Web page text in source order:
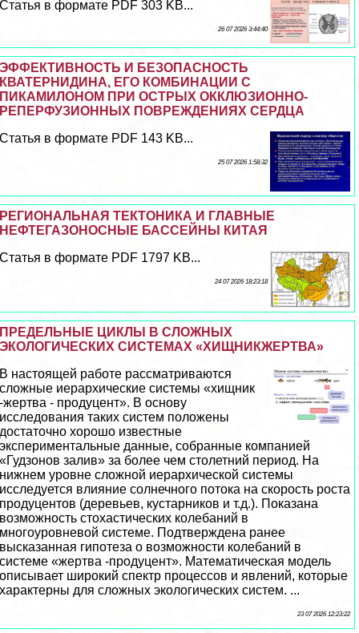
Статья в формате PDF 303 KB...
26 07 2026 3:44:40
ЭФФЕКТИВНОСТЬ И БЕЗОПАСНОСТЬ
КВАТЕРНИДИНА, ЕГО КОМБИНАЦИИ С
ПИКАМИЛОНОМ ПРИ ОСТРЫХ ОККЛЮЗИОННО-
РЕПЕРФУЗИОННЫХ ПОВРЕЖДЕНИЯХ СЕРДЦА
Статья в формате PDF 143 KB...
25 07 2026 1:58:32
РЕГИОНАЛЬНАЯ ТЕКТОНИКА И ГЛАВНЫЕ
НЕФТЕГАЗОНОСНЫЕ БАССЕЙНЫ КИТАЯ
Статья в формате PDF 1797 KB...
24 07 2026 18:23:18
ПРЕДЕЛЬНЫЕ ЦИКЛЫ В СЛОЖНЫХ
ЭКОЛОГИЧЕСКИХ СИСТЕМАХ «ХИЩНИКЖЕРТВА»
В настоящей работе рассматриваются
сложные иерархические системы «хищник
-жертва - продуцент». В основу
исследования таких систем положены
достаточно хорошо известные
экспериментальные данные, собранные компанией
«Гудзонов залив» за более чем столетний период. На
нижнем уровне сложной иерархической системы
исследуется влияние солнечного потока на скорость роста
продуцентов (деревьев, кустарников и т.д.). Показана
возможность стохастических колебаний в
многоуровневой системе. Подтверждена ранее
высказанная гипотеза о возможности колебаний в
системе «жертва -продуцент». Математическая модель
описывает широкий спектр процессов и явлений, которые
хаpaктерны для сложных экологических систем. ...
23 07 2026 12:23:22